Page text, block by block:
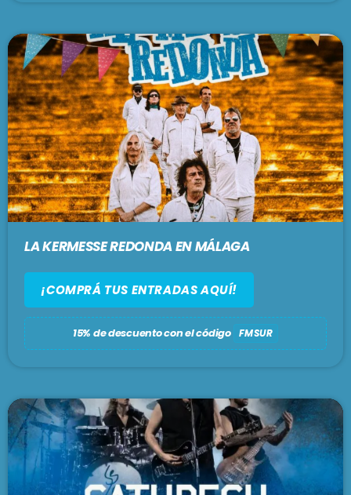
LA KERMESSE REDONDA EN MÁLAGA
¡COMPRÁ TUS ENTRADAS AQUÍ!
15% de descuento con el código FMSUR